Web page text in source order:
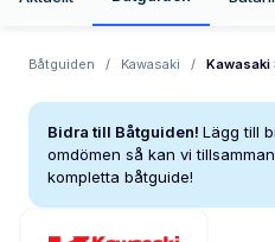
Båtguiden / Kawasaki / Kawasaki
Bidra till Båtguiden! Lägg till
omdömen så kan vi
kompletta båtguide!